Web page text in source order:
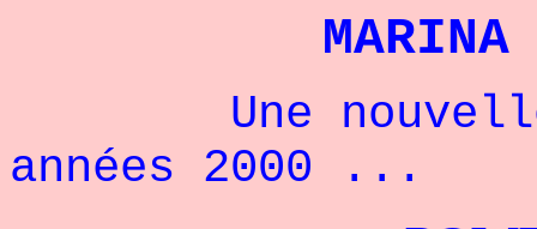
Une nouvelle
années 2000 ...